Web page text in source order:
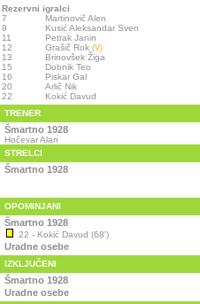
Rezervni igralci
7
Martinovič Alen
9
Kusić Aleksandar Sven
11
Petrak Janin
12
Grašič Rok (V)
13
Brinovšek Žiga
15
Dobnik Teo
16
Piskar Gal
20
Arlič Nik
22
Kokić Davud
TRENER
Šmartno 1928
Hočevar Alan
STRELCI
Šmartno 1928
OPOMINJANI
Šmartno 1928
22 - Kokić Davud (68')
Uradne osebe
IZKLJUČENI
Šmartno 1928
Uradne osebe